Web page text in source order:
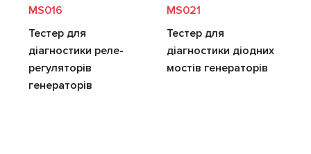
MS016
Тестер для
діагностики реле-
регуляторів
генераторів
MS021
Тестер для
діагностики діодних
мостів генераторів